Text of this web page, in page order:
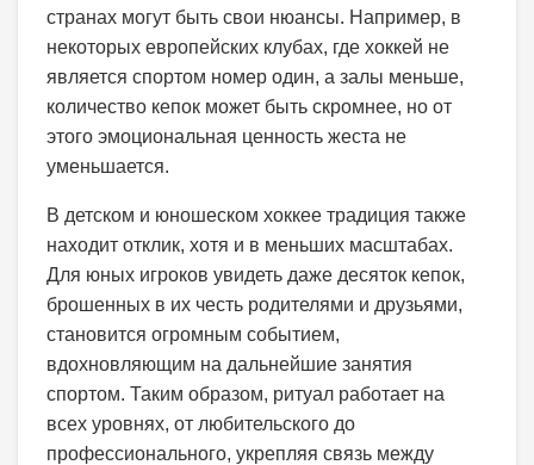
странах могут быть свои нюансы. Например, в
некоторых европейских клубах, где хоккей не
является спортом номер один, а залы меньше,
количество кепок может быть скромнее, но от
этого эмоциональная ценность жеста не
уменьшается.
В детском и юношеском хоккее традиция также
находит отклик, хотя и в меньших масштабах.
Для юных игроков увидеть даже десяток кепок,
брошенных в их честь родителями и друзьями,
становится огромным событием,
вдохновляющим на дальнейшие занятия
спортом. Таким образом, ритуал работает на
всех уровнях, от любительского до
профессионального, укрепляя связь между